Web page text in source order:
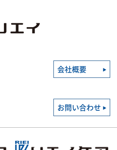
会社概要
お問い合わせ